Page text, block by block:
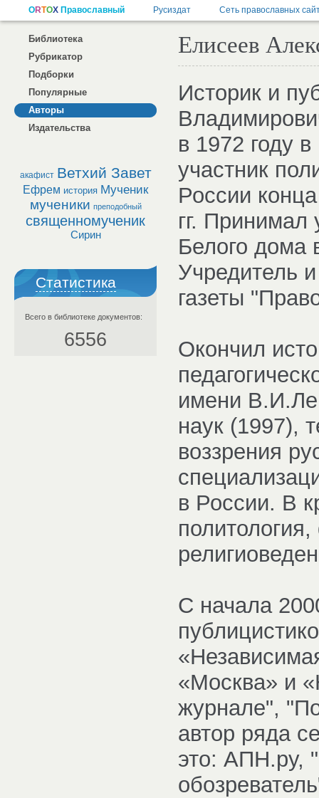
Библиотека
Рубрикатор
Подборки
Популярные
Авторы
Издательства
акафист Ветхий Завет
Ефрем история Мученик
мученики преподобный
священномученик
Сирин
Статистика
Всего в библиотеке документов:
6556
Елисеев
Историк и
в 1972 году
участник
России
гг. Принимал
Белого дома
Учредитель
газеты
Окончил
имени
наук (1997),
воззрения
в России. В
С начала
«Москва» и
журнале",
автор ряда
это: АПН.ру,